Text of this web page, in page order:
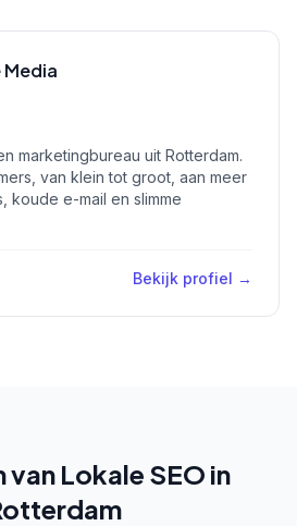
marketingbureau uit Rotterdam.
van klein tot groot, aan meer
koude e-mail en slimme
Bekijk profiel →
Lokale SEO in